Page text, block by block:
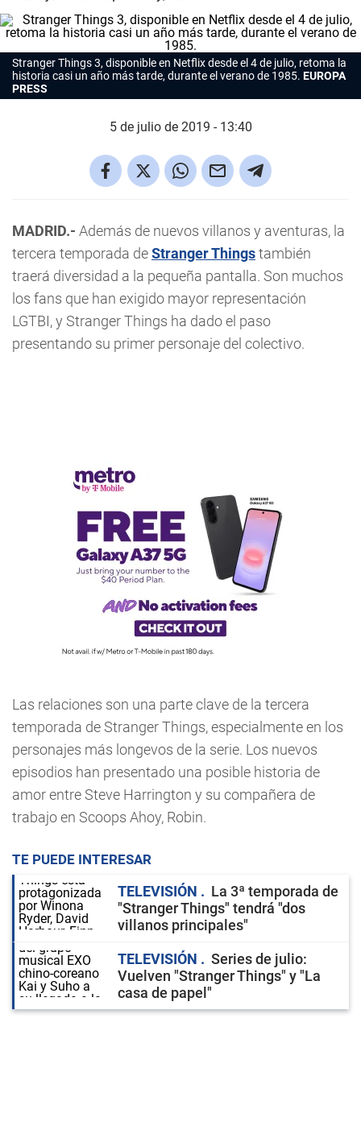
Stranger Things 3, disponible en Netflix desde el 4 de julio, retoma la
historia casi un año más tarde, durante el verano de 1985. EUROPA
PRESS
5 de julio de 2019 - 13:40
MADRID.- Además de nuevos villanos y aventuras, la
tercera temporada deStranger Thingstambién
traerá diversidad a la pequeña pantalla. Son muchos
los fans que han exigido mayor representación
LGTBI, y Stranger Things ha dado el paso
presentando su primer personaje del colectivo.
Las relaciones son una parte clave de la tercera
temporada de Stranger Things, especialmente en los
personajes más longevos de la serie. Los nuevos
episodios han presentado una posible historia de
amor entre Steve Harrington y su compañera de
trabajo en Scoops Ahoy, Robin.
TE PUEDE INTERESAR
TELEVISIÓN
La 3ª temporada de
"Stranger Things" tendrá "dos
villanos principales"
TELEVISIÓN
Series de julio:
Vuelven "Stranger Things" y "La
casa de papel"